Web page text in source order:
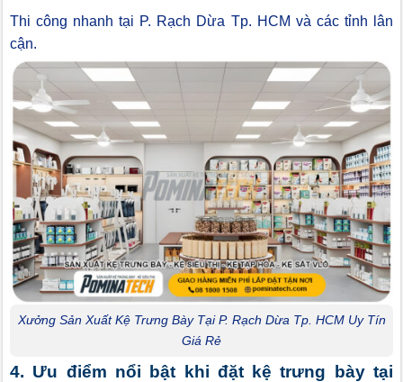
Thi công nhanh tại P. Rạch Dừa Tp. HCM và các tỉnh lân
cận.
Xưởng Sản Xuất Kệ Trưng Bày Tại P. Rạch Dừa Tp. HCM Uy Tín
Giá Rẻ
4. Ưu điểm nổi bật khi đặt kệ trưng bày tại